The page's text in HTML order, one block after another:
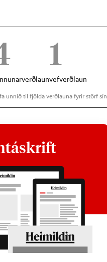
1
vefverðlaun
unnið til fjölda verðlauna fyrir störf sín.